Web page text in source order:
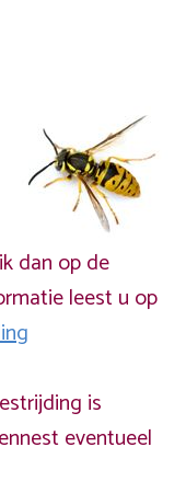
dan op de
leest u op
is
eventueel